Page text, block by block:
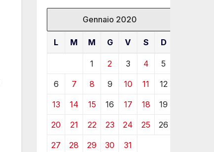
Gennaio 2020
L M M G V S D
1 2 3 4 5
6 7 8 9 10 11 12
13 14 15 16 17 18 19
20 21 22 23 24 25 26
27 28 29 30 31